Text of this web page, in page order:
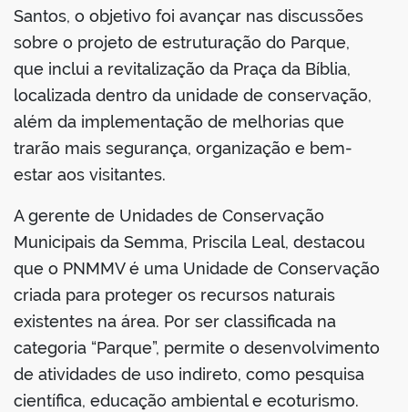
Santos, o objetivo foi avançar nas discussões
sobre o projeto de estruturação do Parque,
que inclui a revitalização da Praça da Bíblia,
localizada dentro da unidade de conservação,
além da implementação de melhorias que
trarão mais segurança, organização e bem-
estar aos visitantes.
A gerente de Unidades de Conservação
Municipais da Semma, Priscila Leal, destacou
que o PNMMV é uma Unidade de Conservação
criada para proteger os recursos naturais
existentes na área. Por ser classificada na
categoria “Parque”, permite o desenvolvimento
de atividades de uso indireto, como pesquisa
científica, educação ambiental e ecoturismo.